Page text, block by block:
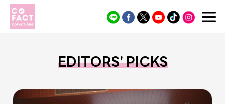
Cofact
EDITORS’ PICKS